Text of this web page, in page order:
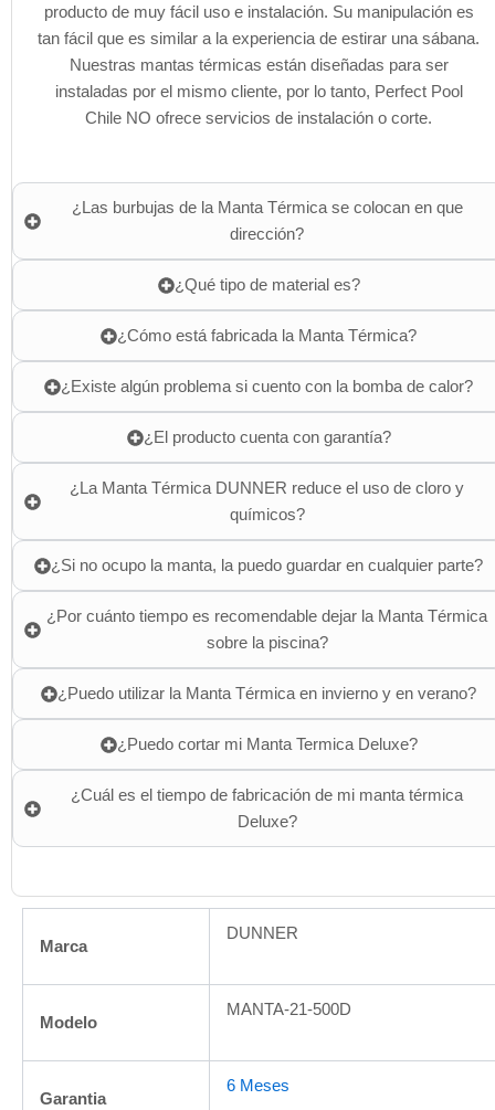
producto de muy fácil uso e instalación. Su manipulación es
tan fácil que es similar a la experiencia de estirar una sábana.
Nuestras mantas térmicas están diseñadas para ser
instaladas por el mismo cliente, por lo tanto, Perfect Pool
Chile NO ofrece servicios de instalación o corte.
¿Las burbujas de la Manta Térmica se colocan en que
dirección?
¿Qué tipo de material es?
¿Cómo está fabricada la Manta Térmica?
¿Existe algún problema si cuento con la bomba de calor?
¿El producto cuenta con garantía?
¿La Manta Térmica DUNNER reduce el uso de cloro y
químicos?
¿Si no ocupo la manta, la puedo guardar en cualquier parte?
¿Por cuánto tiempo es recomendable dejar la Manta Térmica
sobre la piscina?
¿Puedo utilizar la Manta Térmica en invierno y en verano?
¿Puedo cortar mi Manta Termica Deluxe?
¿Cuál es el tiempo de fabricación de mi manta térmica
Deluxe?
Marca
DUNNER
Modelo
MANTA-21-500D
Garantia
6 Meses